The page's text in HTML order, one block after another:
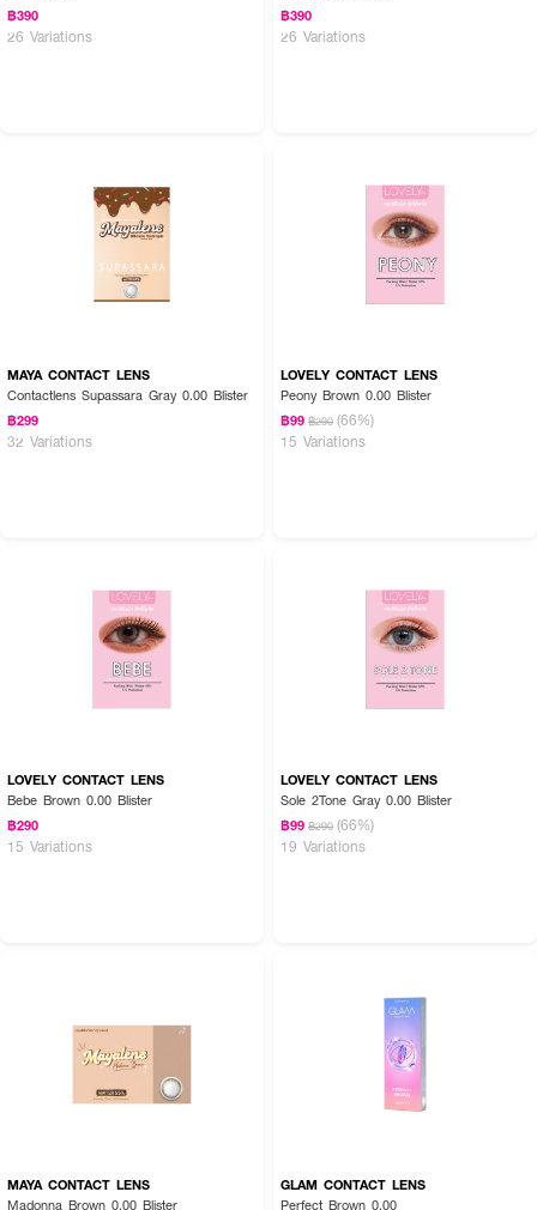
฿390
26 Variations
฿390
26 Variations
MAYA CONTACT LENS
Contactlens Supassara Gray 0.00 Blister
฿299
32 Variations
LOVELY CONTACT LENS
Peony Brown 0.00 Blister
฿99 ฿290 (66%)
15 Variations
LOVELY CONTACT LENS
Bebe Brown 0.00 Blister
฿290
15 Variations
LOVELY CONTACT LENS
Sole 2Tone Gray 0.00 Blister
฿99 ฿290 (66%)
19 Variations
MAYA CONTACT LENS
Madonna Brown 0.00 Blister
GLAM CONTACT LENS
Perfect Brown 0.00